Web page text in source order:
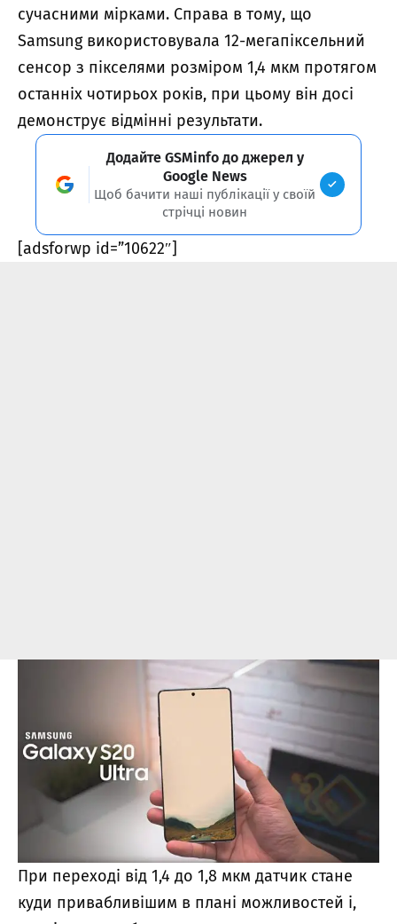
сучасними мірками. Справа в тому, що
Samsung використовувала 12-мегапіксельний
сенсор з пікселями розміром 1,4 мкм протягом
останніх чотирьох років, при цьому він досі
демонструє відмінні результати.
Додайте GSMinfo до джерел у
Google News
Щоб бачити наші публікації у своїй
стрічці новин
[adsforwp id=”10622″]
При переході від 1,4 до 1,8 мкм датчик стане
куди привабливішим в плані можливостей і,